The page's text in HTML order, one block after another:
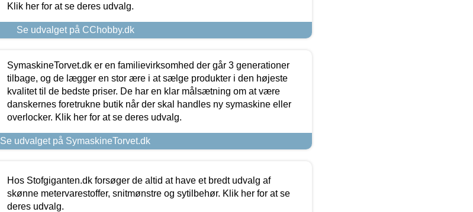
Klik her for at se deres udvalg.
Se udvalget på CChobby.dk
SymaskineTorvet.dk er en familievirksomhed der går 3 generationer
tilbage, og de lægger en stor ære i at sælge produkter i den højeste
kvalitet til de bedste priser. De har en klar målsætning om at være
danskernes foretrukne butik når der skal handles ny symaskine eller
overlocker. Klik her for at se deres udvalg.
Se udvalget på SymaskineTorvet.dk
Hos Stofgiganten.dk forsøger de altid at have et bredt udvalg af
skønne metervarestoffer, snitmønstre og sytilbehør. Klik her for at se
deres udvalg.